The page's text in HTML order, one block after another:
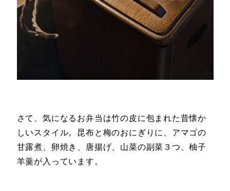
さて、気になるお弁当は竹の皮に包まれた昔懐か
しいスタイル。昆布と梅のおにぎりに、アマゴの
甘露煮、卵焼き、唐揚げ、山菜の副菜３つ、柚子
羊羹が入っています。